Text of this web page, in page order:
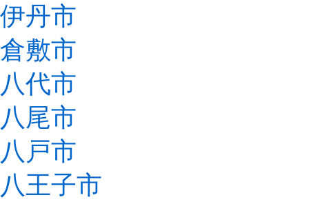
伊丹市
倉敷市
八代市
八尾市
八戸市
八王子市